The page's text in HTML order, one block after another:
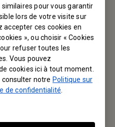
pour vous garantir
lors de votre visite sur
accepter ces cookies en
», ou choisir « Cookies
refuser toutes les
Vous pouvez
cookies ici à tout moment.
consulter notre Politique sur
de confidentialité
BenQ
Costa Mesa, CA 92626,